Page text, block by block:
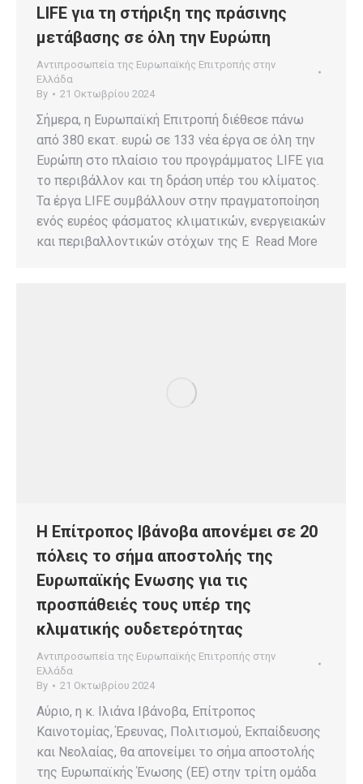
LIFE για τη στήριξη της πράσινης
μετάβασης σε όλη την Ευρώπη
Αντιπροσωπεία της Ευρωπαϊκής Επιτροπής στην
Ελλάδα
By
21 Οκτωβρίου 2024
Σήμερα, η Ευρωπαϊκή Επιτροπή διέθεσε πάνω
από 380 εκατ. ευρώ σε 133 νέα έργα σε όλη την
Ευρώπη στο πλαίσιο του προγράμματος LIFE για
το περιβάλλον και τη δράση υπέρ του κλίματος.
Τα έργα LIFE συμβάλλουν στην πραγματοποίηση
ενός ευρέος φάσματος κλιματικών, ενεργειακών
και περιβαλλοντικών στόχων της Ε Read More
Η Επίτροπος Ιβάνοβα απονέμει σε 20
πόλεις το σήμα αποστολής της
Ευρωπαϊκής Ενωσης για τις
προσπάθειές τους υπέρ της
κλιματικής ουδετερότητας
Αντιπροσωπεία της Ευρωπαϊκής Επιτροπής στην
Ελλάδα
By
21 Οκτωβρίου 2024
Αύριο, η κ. Ιλιάνα Ιβάνοβα, Επίτροπος
Καινοτομίας, Έρευνας, Πολιτισμού, Εκπαίδευσης
και Νεολαίας, θα απονείμει το σήμα αποστολής
της Ευρωπαϊκής Ένωσης (ΕΕ) στην τρίτη ομάδα